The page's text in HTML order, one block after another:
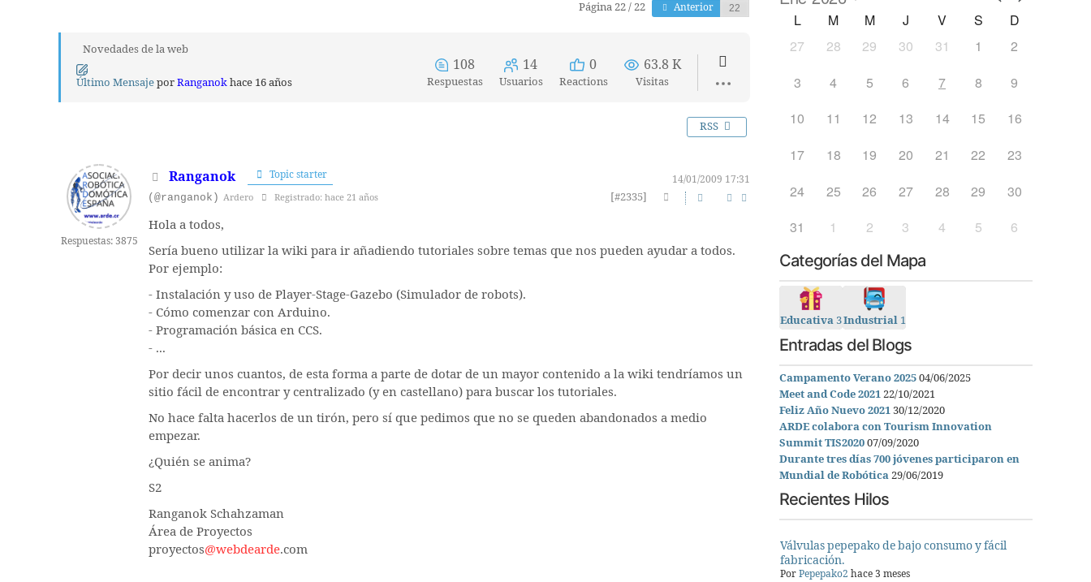
Página 22 / 22 Anterior
Novedades de la web
Último MensajeporRanganokhace 16 años
108
Respuestas
14
Usuarios
0
Reactions
63.8 K
Visitas
RSS
Respuestas: 3875
Ranganok Topic starter
14/01/2009 17:31
(@ranganok) Ardero Registrado: hace 21 años [#2335]
Hola a todos,
Sería bueno utilizar la wiki para ir añadiendo tutoriales sobre temas que nos pueden ayudar a todos.
Por ejemplo:
- Instalación y uso de Player-Stage-Gazebo (Simulador de robots).
- Cómo comenzar con Arduino.
- Programación básica en CCS.
- ...
Por decir unos cuantos, de esta forma a parte de dotar de un mayor contenido a la wiki tendríamos un
sitio fácil de encontrar y centralizado (y en castellano) para buscar los tutoriales.
No hace falta hacerlos de un tirón, pero sí que pedimos que no se queden abandonados a medio
empezar.
¿Quién se anima?
S2
Ranganok Schahzaman
Área de Proyectos
proyectos@webdearde.com
L M M J V S
D
27
28 29 30 31 1
2
3
4 5 6 7 8
9
10
11 12 13 14 15
16
17
18 19 20 21 22
23
24
25 26 27 28 29
30
31
1 2 3 4 5 6
Categorías del Mapa
Educativa3Industrial 1
Entradas del Blogs
Campamento Verano 202504/06/2025
Meet and Code 202122/10/2021
Feliz Año Nuevo 202130/12/2020
ARDE colabora con Tourism Innovation
Summit TIS202007/09/2020
Durante tres días 700 jóvenes participaron en
Mundial de Robótica29/06/2019
Recientes Hilos
Válvulas pepepako de bajo consumo y fácil
fabricación.
Por Pepepako2 hace 3 meses